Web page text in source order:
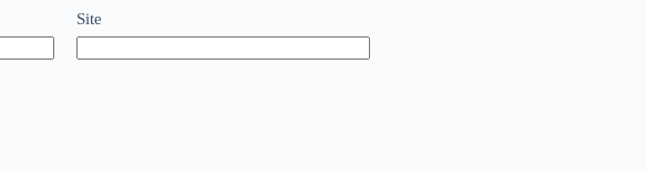
Site